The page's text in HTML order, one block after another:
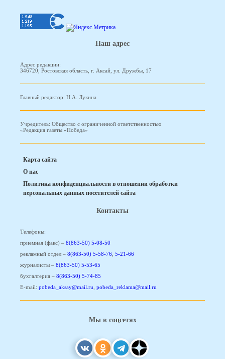
Наш адрес
Адрес редакции:
346720, Ростовская область, г. Аксай, ул. Дружбы, 17
Главный редактор: Н.А. Лукина
Учредитель: Общество с ограниченной ответственностью
«Редакция газеты «Победа»
Карта сайта
О нас
Политика конфиденциальности в отношении обработки
персональных данных посетителей сайта
Контакты
Телефоны:
приемная (факс) – 8(863-50) 5-08-50
рекламный отдел – 8(863-50) 5-58-76, 5-21-66
журналисты – 8(863-50) 5-53-65
бухгалтерия – 8(863-50) 5-74-85
E-mail: pobeda_aksay@mail.ru, pobeda_reklama@mail.ru
Мы в соцсетях